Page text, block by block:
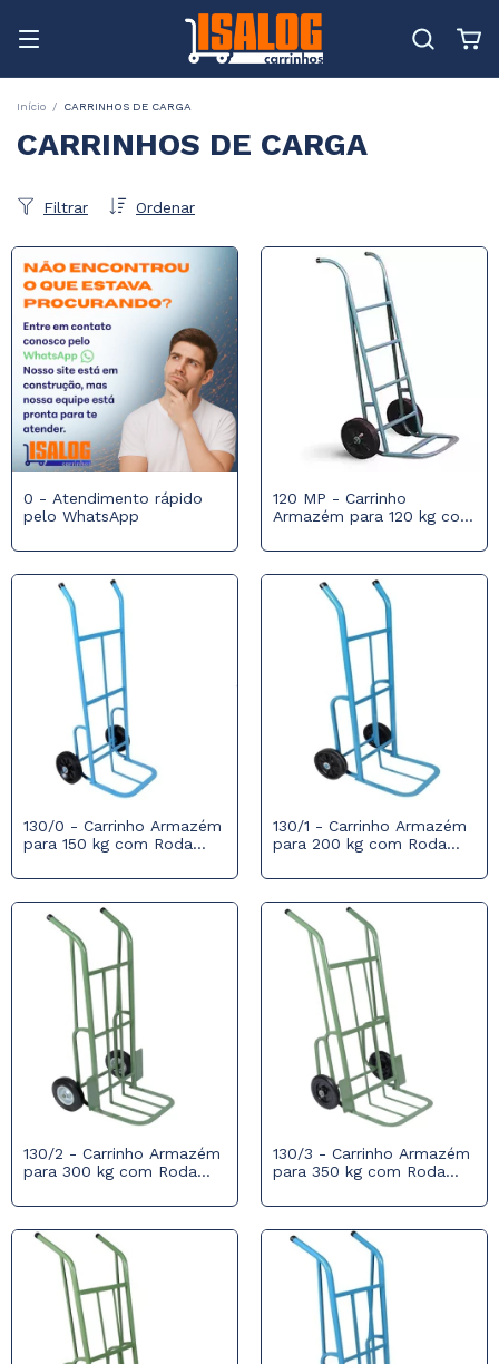
Início / CARRINHOS DE CARGA
CARRINHOS DE CARGA
Ordenar
Filtrar
0 - Atendimento rápido
pelo WhatsApp
120 MP - Carrinho
Armazém para 120 kg com
130/0 - Carrinho Armazém
para 150 kg com Roda
130/1 - Carrinho Armazém
para 200 kg com Roda
130/2 - Carrinho Armazém
para 300 kg com Roda
Rolete
130/3 - Carrinho Armazém
para 350 kg com Roda
Rolete